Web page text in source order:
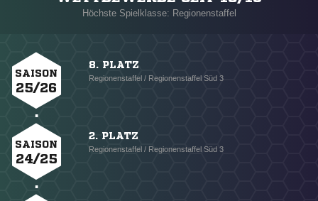
Höchste Spielklasse: Regionenstaffel
SAISON
25/26
8. PLATZ
Regionenstaffel / Regionenstaffel Süd 3
SAISON
24/25
2. PLATZ
Regionenstaffel / Regionenstaffel Süd 3